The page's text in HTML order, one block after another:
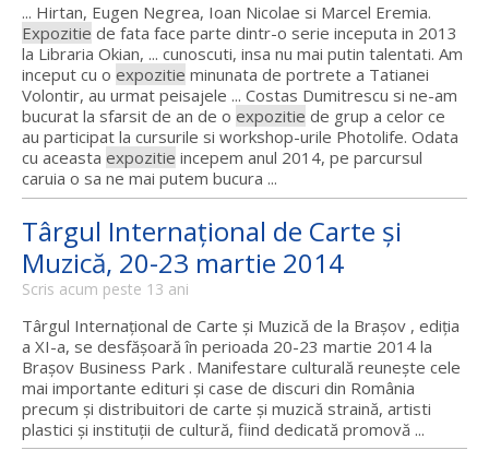
... Hirtan, Eugen Negrea, Ioan Nicolae si Marcel Eremia.
Expozitie de fata face parte dintr-o serie inceputa in 2013
la Libraria Okian, ... cunoscuti, insa nu mai putin talentati. Am
inceput cu oexpozitie minunata de portrete a Tatianei
Volontir, au urmat peisajele ... Costas Dumitrescu si ne-am
bucurat la sfarsit de an de oexpozitie de grup a celor ce
au participat la cursurile si workshop-urile Photolife. Odata
cu aceastaexpozitie incepem anul 2014, pe parcursul
caruia o sa ne mai putem bucura ...
Târgul Internaţional de Carte şi
Muzică, 20-23 martie 2014
Scris acum peste 13 ani
Târgul Internaţional de Carte şi Muzică de la Braşov , ediţia
a XI-a, se desfăşoară în perioada 20-23 martie 2014 la
Braşov Business Park . Manifestare culturală reuneşte cele
mai importante edituri şi case de discuri din România
precum şi distribuitori de carte şi muzică straină, artisti
plastici şi instituţii de cultură, fiind dedicată promovă ...